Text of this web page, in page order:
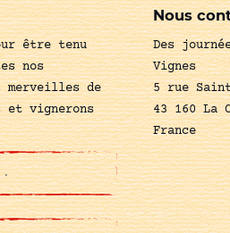
être tenu
nos
merveilles de
et vignerons
Nous
Des
Vignes
5 rue
43 160 La
France